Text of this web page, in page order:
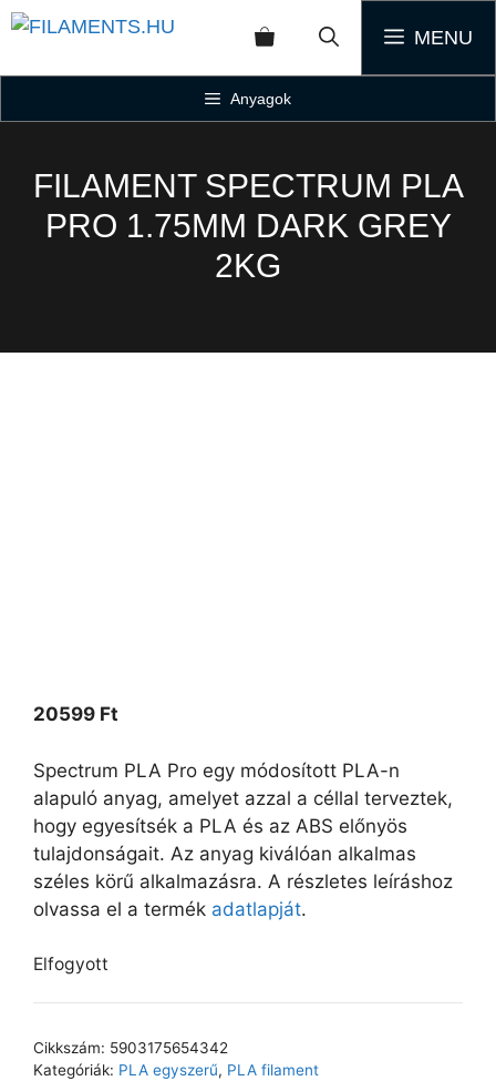
MENU
Anyagok
FILAMENT SPECTRUM PLA
PRO 1.75MM DARK GREY
2KG
20599 Ft
Spectrum PLA Pro egy módosított PLA-n
alapuló anyag, amelyet azzal a céllal terveztek,
hogy egyesítsék a PLA és az ABS előnyös
tulajdonságait. Az anyag kiválóan alkalmas
széles körű alkalmazásra. A részletes leíráshoz
olvassa el a termék adatlapját.
Elfogyott
Cikkszám: 5903175654342
Kategóriák: PLA egyszerű, PLA filament